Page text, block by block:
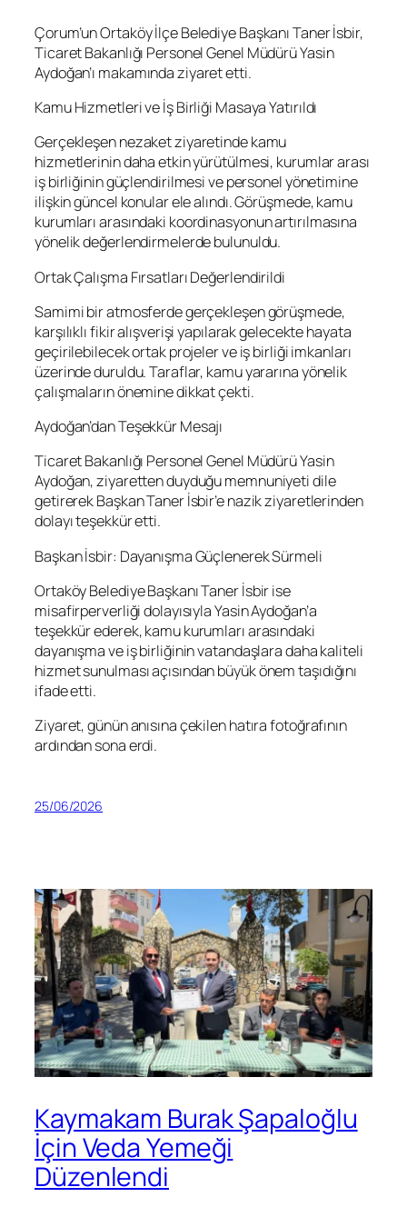
Çorum’un Ortaköy İlçe Belediye Başkanı Taner İsbir,
Ticaret Bakanlığı Personel Genel Müdürü Yasin
Aydoğan’ı makamında ziyaret etti.
Kamu Hizmetleri ve İş Birliği Masaya Yatırıldı
Gerçekleşen nezaket ziyaretinde kamu
hizmetlerinin daha etkin yürütülmesi, kurumlar arası
iş birliğinin güçlendirilmesi ve personel yönetimine
ilişkin güncel konular ele alındı. Görüşmede, kamu
kurumları arasındaki koordinasyonun artırılmasına
yönelik değerlendirmelerde bulunuldu.
Ortak Çalışma Fırsatları Değerlendirildi
Samimi bir atmosferde gerçekleşen görüşmede,
karşılıklı fikir alışverişi yapılarak gelecekte hayata
geçirilebilecek ortak projeler ve iş birliği imkanları
üzerinde duruldu. Taraflar, kamu yararına yönelik
çalışmaların önemine dikkat çekti.
Aydoğan’dan Teşekkür Mesajı
Ticaret Bakanlığı Personel Genel Müdürü Yasin
Aydoğan, ziyaretten duyduğu memnuniyeti dile
getirerek Başkan Taner İsbir’e nazik ziyaretlerinden
dolayı teşekkür etti.
Başkan İsbir: Dayanışma Güçlenerek Sürmeli
Ortaköy Belediye Başkanı Taner İsbir ise
misafirperverliği dolayısıyla Yasin Aydoğan’a
teşekkür ederek, kamu kurumları arasındaki
dayanışma ve iş birliğinin vatandaşlara daha kaliteli
hizmet sunulması açısından büyük önem taşıdığını
ifade etti.
Ziyaret, günün anısına çekilen hatıra fotoğrafının
ardından sona erdi.
25/06/2026
Kaymakam Burak Şapaloğlu
İçin Veda Yemeği
Düzenlendi